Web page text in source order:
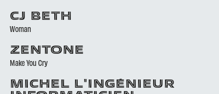
CJ BETH
Woman
ZENTONE
Make You Cry
MICHEL L'INGÉNIEUR